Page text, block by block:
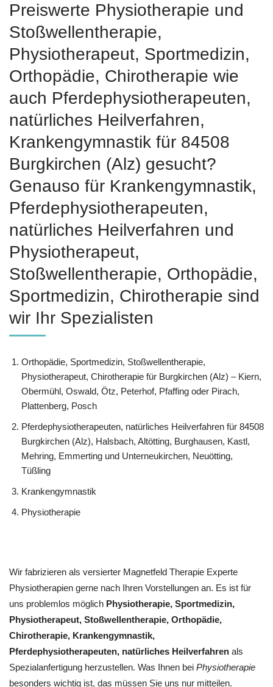
Preiswerte Physiotherapie und
Stoßwellentherapie,
Physiotherapeut, Sportmedizin,
Orthopädie, Chirotherapie wie
auch Pferdephysiotherapeuten,
natürliches Heilverfahren,
Krankengymnastik für 84508
Burgkirchen (Alz) gesucht?
Genauso für Krankengymnastik,
Pferdephysiotherapeuten,
natürliches Heilverfahren und
Physiotherapeut,
Stoßwellentherapie, Orthopädie,
Sportmedizin, Chirotherapie sind
wir Ihr Spezialisten
Orthopädie, Sportmedizin, Stoßwellentherapie,
Physiotherapeut, Chirotherapie für Burgkirchen (Alz) – Kiern,
Obermühl, Oswald, Ötz, Peterhof, Pfaffing oder Pirach,
Plattenberg, Posch
Pferdephysiotherapeuten, natürliches Heilverfahren für 84508
Burgkirchen (Alz), Halsbach, Altötting, Burghausen, Kastl,
Mehring, Emmerting und Unterneukirchen, Neuötting,
Tüßling
Krankengymnastik
Physiotherapie
Wir fabrizieren als versierter Magnetfeld Therapie Experte
Physiotherapien gerne nach Ihren Vorstellungen an. Es ist für
uns problemlos möglich Physiotherapie, Sportmedizin,
Physiotherapeut, Stoßwellentherapie, Orthopädie,
Chirotherapie, Krankengymnastik,
Pferdephysiotherapeuten, natürliches Heilverfahren als
Spezialanfertigung herzustellen. Was Ihnen bei Physiotherapie
besonders wichtig ist, das müssen Sie uns nur mitteilen.